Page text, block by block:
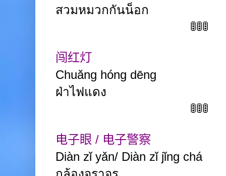
สวมหมวกกันน็อก
🚦🚦🚦
闯红灯
Chuǎng hóng dēng
ฝ่าไฟแดง
🚦🚦🚦
电子眼 / 电子警察
Diàn zǐ yǎn/ Diàn zǐ jǐng chá